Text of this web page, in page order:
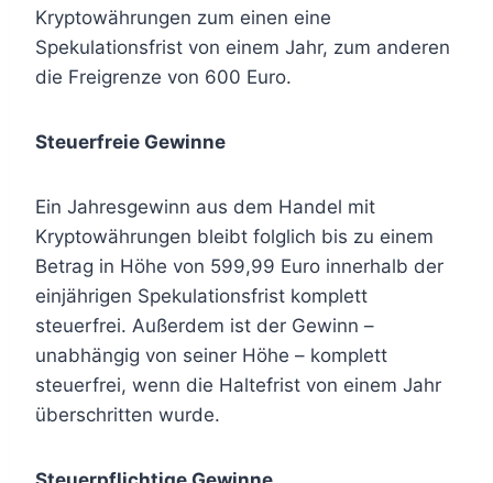
Kryptowährungen zum einen eine
Spekulationsfrist von einem Jahr, zum anderen
die Freigrenze von 600 Euro.
Steuerfreie Gewinne
Ein Jahresgewinn aus dem Handel mit
Kryptowährungen bleibt folglich bis zu einem
Betrag in Höhe von 599,99 Euro innerhalb der
einjährigen Spekulationsfrist komplett
steuerfrei. Außerdem ist der Gewinn –
unabhängig von seiner Höhe – komplett
steuerfrei, wenn die Haltefrist von einem Jahr
überschritten wurde.